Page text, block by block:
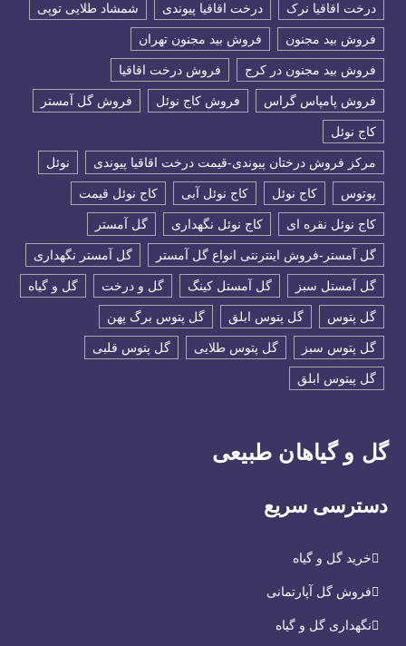
درخت اقاقیا نرک درخت اقاقیا پیوندی شمشاد طلایی توپی
فروش بید مجنون فروش بید مجنون تهران
فروش بید مجنون در کرج فروش درخت اقاقیا
فروش پامپاس گراس فروش کاج نوئل فروش گل آمستر
كاج نوئل
مرکز فروش درختان پیوندی-قیمت درخت اقاقیا پیوندی نوئل
پوتوس کاج نوئل کاج نوئل آبی کاج نوئل قیمت
کاج نوئل نقره ای کاج نوئل نگهداری گل آمستر
گل آمستر-فروش اینترنتی انواع گل آمستر گل آمستر نگهداری
گل آمستل سبز گل آمستل کینگ گل و درخت گل و گیاه
گل پتوس گل پتوس ابلق گل پتوس برگ پهن
گل پتوس سبز گل پتوس طلایی گل پتوس قلبی
گل پیتوس ابلق
گل و گیاهان طبیعی
دسترسی سریع
خرید گل و گیاه
فروش گل آپارتمانی
نگهداری گل و گیاه